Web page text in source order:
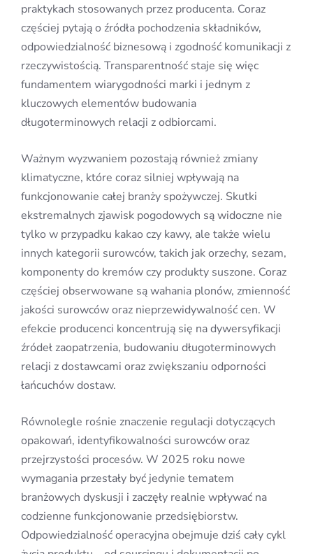
praktykach stosowanych przez producenta. Coraz
częściej pytają o źródła pochodzenia składników,
odpowiedzialność biznesową i zgodność komunikacji z
rzeczywistością. Transparentność staje się więc
fundamentem wiarygodności marki i jednym z
kluczowych elementów budowania
długoterminowych relacji z odbiorcami.
Ważnym wyzwaniem pozostają również zmiany
klimatyczne, które coraz silniej wpływają na
funkcjonowanie całej branży spożywczej. Skutki
ekstremalnych zjawisk pogodowych są widoczne nie
tylko w przypadku kakao czy kawy, ale także wielu
innych kategorii surowców, takich jak orzechy, sezam,
komponenty do kremów czy produkty suszone. Coraz
częściej obserwowane są wahania plonów, zmienność
jakości surowców oraz nieprzewidywalność cen. W
efekcie producenci koncentrują się na dywersyfikacji
źródeł zaopatrzenia, budowaniu długoterminowych
relacji z dostawcami oraz zwiększaniu odporności
łańcuchów dostaw.
Równolegle rośnie znaczenie regulacji dotyczących
opakowań, identyfikowalności surowców oraz
przejrzystości procesów. W 2025 roku nowe
wymagania przestały być jedynie tematem
branżowych dyskusji i zaczęły realnie wpływać na
codzienne funkcjonowanie przedsiębiorstw.
Odpowiedzialność operacyjna obejmuje dziś cały cykl